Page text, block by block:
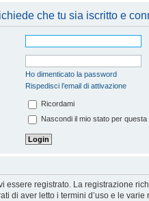
che tu sia iscritto e
Ho dimenticato la password
Rispedisci l’email di attivazione
Ricordami
Nascondi il mio stato per
essere registrato. La registrazione
di aver letto i termini d’uso e le varie